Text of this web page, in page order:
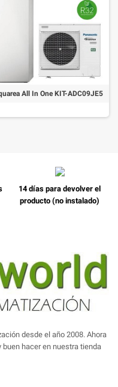
All In One KIT-ADC09JE5
14 días para devolver el
producto (no instalado)
desde el año 2008. Ahora
hacer en nuestra tienda